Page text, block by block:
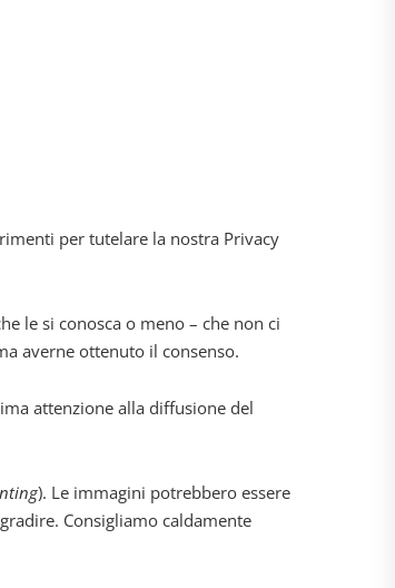
per tutelare la nostra Privacy
le si conosca o meno – che non ci
averne ottenuto il consenso.
attenzione alla diffusione del
). Le immagini potrebbero essere
Consigliamo caldamente